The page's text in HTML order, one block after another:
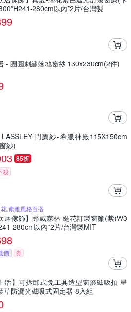
280cm以內*2片/台灣製
- 團圓刺繡落地窗紗 130x230cm(2件)
LASSLEY 門簾紗-希臘神殿115X150cm
紗)
85折
殺
,素雅風格百搭
居傢飾】挪威森林-緹花訂製窗簾(紫)W3
280cm以內*2片/台灣製MIT
價 券
活】可拆卸式免工具造型窗簾磁吸扣 星
草防漏光磁吸式固定器-8入組